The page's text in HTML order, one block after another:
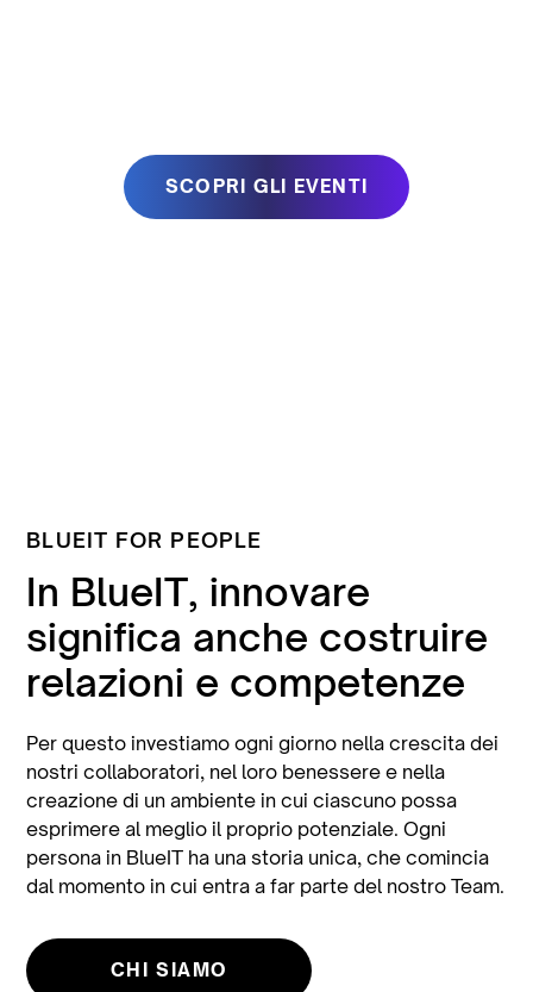
SCOPRI GLI EVENTI
BLUEIT FOR PEOPLE
In BlueIT, innovare
significa anche costruire
relazioni e competenze
Per questo investiamo ogni giorno nella crescita dei
nostri collaboratori, nel loro benessere e nella
creazione di un ambiente in cui ciascuno possa
esprimere al meglio il proprio potenziale. Ogni
persona in BlueIT ha una storia unica, che comincia
dal momento in cui entra a far parte del nostro Team.
CHI SIAMO